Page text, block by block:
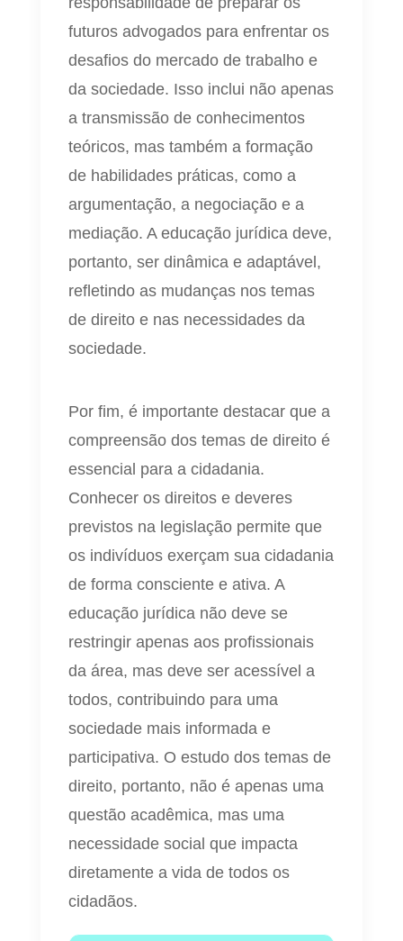
futuros advogados para enfrentar os
desafios do mercado de trabalho e
da sociedade. Isso inclui não apenas
a transmissão de conhecimentos
teóricos, mas também a formação
de habilidades práticas, como a
argumentação, a negociação e a
mediação. A educação jurídica deve,
portanto, ser dinâmica e adaptável,
refletindo as mudanças nos temas
de direito e nas necessidades da
sociedade.
Por fim, é importante destacar que a
compreensão dos temas de direito é
essencial para a cidadania.
Conhecer os direitos e deveres
previstos na legislação permite que
os indivíduos exerçam sua cidadania
de forma consciente e ativa. A
educação jurídica não deve se
restringir apenas aos profissionais
da área, mas deve ser acessível a
todos, contribuindo para uma
sociedade mais informada e
participativa. O estudo dos temas de
direito, portanto, não é apenas uma
questão acadêmica, mas uma
necessidade social que impacta
diretamente a vida de todos os
cidadãos.